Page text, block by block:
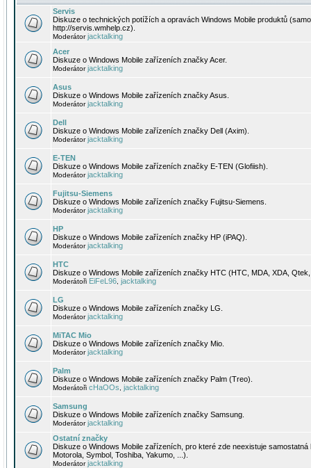
Servis
Diskuze o technických potížích a opravách Windows Mobile produktů
http://servis.wmhelp.cz).
Moderátorjacktalking
Acer
Diskuze o Windows Mobile zařízeních značky Acer.
Moderátorjacktalking
Asus
Diskuze o Windows Mobile zařízeních značky Asus.
Moderátorjacktalking
Dell
Diskuze o Windows Mobile zařízeních značky Dell (Axim).
Moderátorjacktalking
E-TEN
Diskuze o Windows Mobile zařízeních značky E-TEN (Glofiish).
Moderátorjacktalking
Fujitsu-Siemens
Diskuze o Windows Mobile zařízeních značky Fujitsu-Siemens.
Moderátorjacktalking
HP
Diskuze o Windows Mobile zařízeních značky HP (iPAQ).
Moderátorjacktalking
HTC
Diskuze o Windows Mobile zařízeních značky HTC (HTC, MDA, XDA,
Moderátoři EiFeL96 jacktalking
LG
Diskuze o Windows Mobile zařízeních značky LG.
Moderátorjacktalking
MiTAC Mio
Diskuze o Windows Mobile zařízeních značky Mio.
Moderátorjacktalking
Palm
Diskuze o Windows Mobile zařízeních značky Palm (Treo).
Moderátoři cHaOOs jacktalking
Samsung
Diskuze o Windows Mobile zařízeních značky Samsung.
Moderátorjacktalking
Ostatní značky
Diskuze o Windows Mobile zařízeních, pro které zde neexistuje
Motorola, Symbol, Toshiba, Yakumo, ...).
Moderátorjacktalking